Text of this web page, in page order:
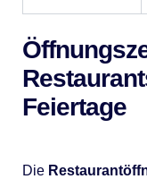
Feiertage
Die